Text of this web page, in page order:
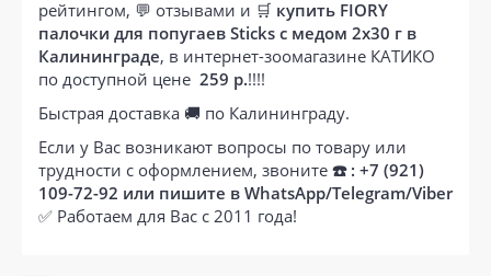
рейтингом, 💬 отзывами и 🛒 купить FIORY
палочки для попугаев Sticks с медом 2х30 г в
Калининграде, в интернет-зоомагазине КАТИКО
по доступной цене 259 р.!!!!
Быстрая доставка 🚚 по Калининграду.
Если у Вас возникают вопросы по товару или
трудности с оформлением, звоните ☎️ : +7 (921)
109-72-92 или пишите в WhatsApp/Telegram/Viber
✅ Работаем для Вас с 2011 года!